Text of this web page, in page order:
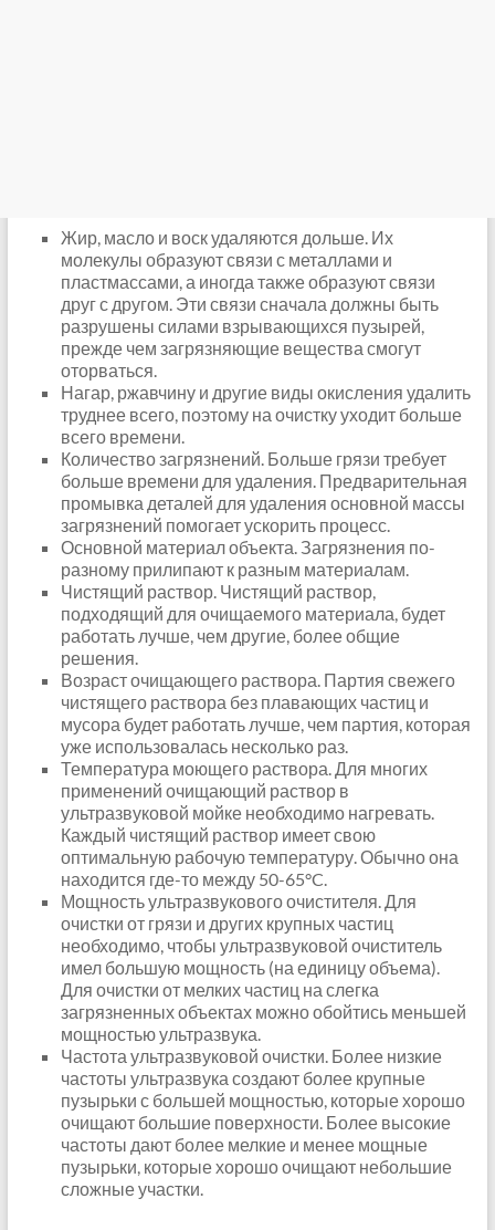
Жир, масло и воск удаляются дольше. Их
молекулы образуют связи с металлами и
пластмассами, а иногда также образуют связи
друг с другом. Эти связи сначала должны быть
разрушены силами взрывающихся пузырей,
прежде чем загрязняющие вещества смогут
оторваться.
Нагар, ржавчину и другие виды окисления удалить
труднее всего, поэтому на очистку уходит больше
всего времени.
Количество загрязнений. Больше грязи требует
больше времени для удаления. Предварительная
промывка деталей для удаления основной массы
загрязнений помогает ускорить процесс.
Основной материал объекта. Загрязнения по-
разному прилипают к разным материалам.
Чистящий раствор. Чистящий раствор,
подходящий для очищаемого материала, будет
работать лучше, чем другие, более общие
решения.
Возраст очищающего раствора. Партия свежего
чистящего раствора без плавающих частиц и
мусора будет работать лучше, чем партия, которая
уже использовалась несколько раз.
Температура моющего раствора. Для многих
применений очищающий раствор в
ультразвуковой мойке необходимо нагревать.
Каждый чистящий раствор имеет свою
оптимальную рабочую температуру. Обычно она
находится где-то между 50-65°C.
Мощность ультразвукового очистителя. Для
очистки от грязи и других крупных частиц
необходимо, чтобы ультразвуковой очиститель
имел большую мощность (на единицу объема).
Для очистки от мелких частиц на слегка
загрязненных объектах можно обойтись меньшей
мощностью ультразвука.
Частота ультразвуковой очистки. Более низкие
частоты ультразвука создают более крупные
пузырьки с большей мощностью, которые хорошо
очищают большие поверхности. Более высокие
частоты дают более мелкие и менее мощные
пузырьки, которые хорошо очищают небольшие
сложные участки.